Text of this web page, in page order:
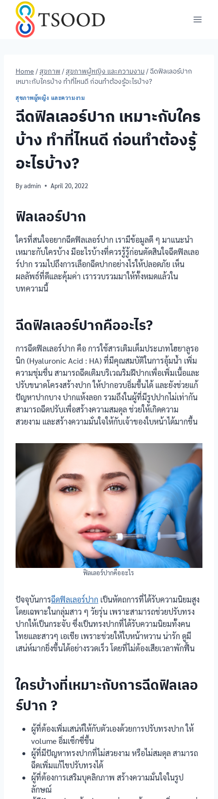
content
Home / สุขภาพ / สุขภาพผู้หญิง และความงาม /ฉีดฟิลเลอร์ปาก
เหมาะกับใครบ้าง ทำที่ไหนดี ก่อนทำต้องรู้อะไรบ้าง?
สุขภาพผู้หญิง และความงาม
ฉีดฟิลเลอร์ปาก เหมาะกับใคร
บ้าง ทำที่ไหนดี ก่อนทำต้องรู้
อะไรบ้าง?
Byadmin April 20, 2022
ฟิลเลอร์ปาก
ใครที่สนใจอยากฉีดฟิลเลอร์ปาก เรามีข้อมูลดี ๆ มาแนะนำ
เหมาะกับใครบ้าง มีอะไรบ้างที่ควรรู้รู้ก่อนตัดสินใจฉีดฟิลเลอ
ร์ปาก รวมไปถึงการเลือกฉีดปากอย่างไรให้ปลอดภัย เห็น
ผลลัพธ์ที่ดีและคุ้มค่า เรารวบรวมมาให้ทั้งหมดแล้วใน
บทความนี้
ฉีดฟิลเลอร์ปากคืออะไร?
การฉีดฟิลเลอร์ปาก คือ การใช้สารเติมเต็มประเภทไฮยาลูรอ
นิก (Hyaluronic Acid : HA) ที่มีคุณสมบัติในการอุ้มน้ำ เพิ่ม
ความชุ่มชื่น สามารถฉีดเติมบริเวณริมฝีปากเพื่อเพิ่มเนื้อและ
ปรับขนาดโครงสร้างปาก ให้ปากอวบอิ่มขึ้นได้ และยังช่วยแก้
ปัญหาปากบาง ปากแห้งลอก รวมถึงในผู้ที่มีรูปปากไม่เท่ากัน
สามารถฉีดปรับเพื่อสร้างความสมดุล ช่วยให้เกิดความ
สวยงาม และสร้างความมั่นใจให้กับเจ้าของใบหน้าได้มากขึ้น
ฟิลเลอร์ปากคืออะไร
ปัจจุบันการฉีดฟิลเลอร์ปาก เป็นหัตถการที่ได้รับความนิยมสูง
โดยเฉพาะในกลุ่มสาว ๆ วัยรุ่น เพราะสามารถช่วยปรับทรง
ปากให้เป็นกระจับ ซึ่งเป็นทรงปากที่ได้รับความนิยมทั้งคน
ไทยและสาวๆ เอเชีย เพราะช่วยให้ใบหน้าหวาน น่ารัก ดูมี
เสน่ห์มากยิ่งขึ้นได้อย่างรวดเร็ว โดยที่ไม่ต้องเสียเวลาพักฟื้น
ใครบ้างที่เหมาะกับการฉีดฟิลเลอ
ร์ปาก ?
ผู้ที่ต้องเพิ่มเสน่ห์ให้กับตัวเองด้วยการปรับทรงปาก ให้
volume อิ่มเซ็กซี่ขึ้น
ผู้ที่มีปัญหาทรงปากที่ไม่สวยงาม หรือไม่สมดุล สามารถ
ฉีดเพิ่มแก้ไขปรับทรงได้
ผู้ที่ต้องการเสริมบุคลิกภาพ สร้างความมั่นใจในรูป
ลักษณ์